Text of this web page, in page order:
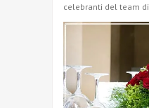
celebranti del team di